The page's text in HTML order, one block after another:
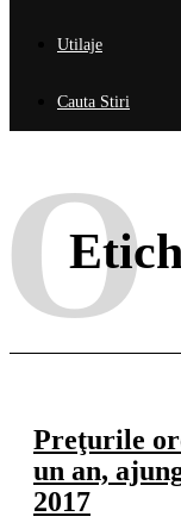
Utilaje
Cauta Stiri
O
Preţurile
un an,
2017